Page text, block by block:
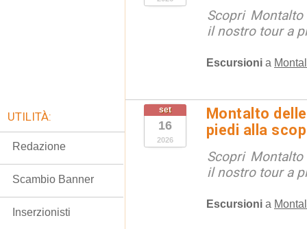
Scopri
il nostro tour a
Escursioni a
set
16
2026
Montalto
piedi alla
Scopri
il nostro tour a
Escursioni a
UTILITÀ:
Redazione
Scambio Banner
Inserzionisti